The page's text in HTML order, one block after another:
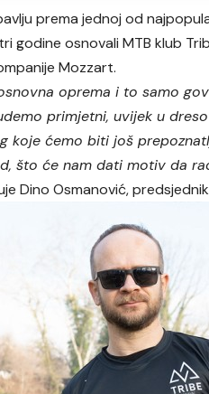
prema jednoj od
godine osnovali MTB klub
Mozzart.
oprema i to samo
primjetni, uvijek u
koje ćemo biti još
što će nam dati motiv da
Dino Osmanović,